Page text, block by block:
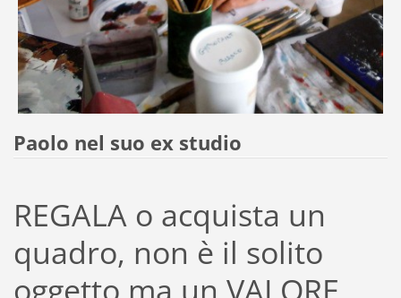
Paolo nel suo ex studio
REGALA o acquista un
quadro, non è il solito